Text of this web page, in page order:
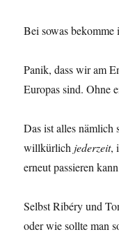
Bei sowas bekomme
Panik, dass wir am
Europas sind. Ohne
Das ist alles nämlich
willkürlich jederzeit,
erneut passieren
Selbst Ribéry und
oder wie sollte man